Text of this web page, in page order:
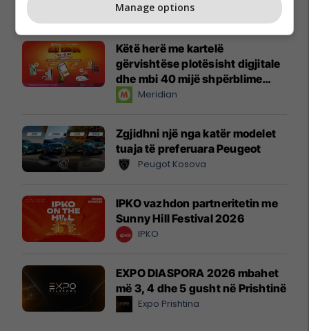
Këtë herë me kartelë
gërvishtëse plotësisht digjitale
dhe mbi 40 mijë shpërblime
instant!Meridian
Zgjidhni një nga katër modelet
tuaja të preferuara Peugeot
Peugot Kosova
IPKO vazhdon partneritetin me
Sunny Hill Festival 2026
IPKO
EXPO DIASPORA 2026 mbahet
më 3, 4 dhe 5 gusht në Prishtinë
Expo Prishtina
Manage options